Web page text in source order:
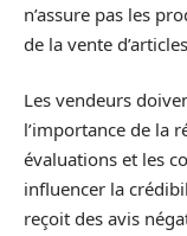
n’assure pas les
de la vente
Les vendeurs
l’importance de la
évaluations et les
influencer la
reçoit des avis